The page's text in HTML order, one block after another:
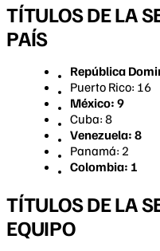
TÍTULOS DE LA
PAÍS
República
Puerto Rico: 16
México: 9
Cuba: 8
Venezuela: 8
Panamá: 2
Colombia: 1
TÍTULOS DE LA
EQUIPO